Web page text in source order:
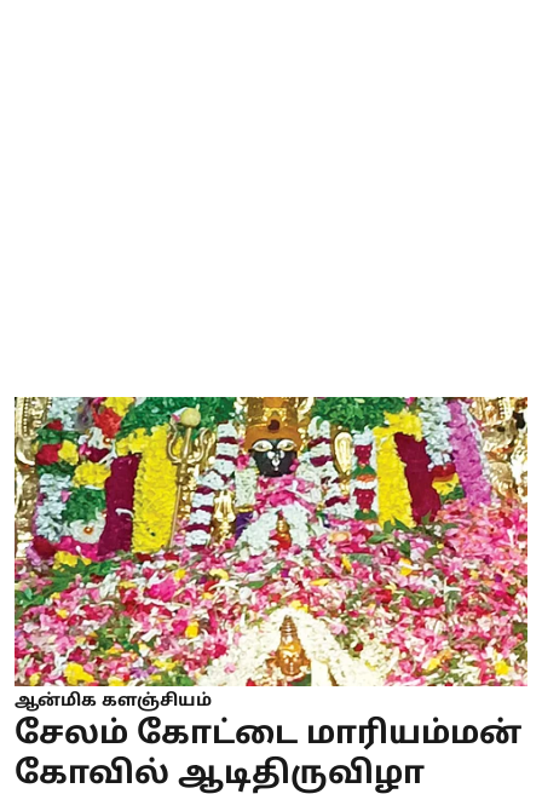
ஆன்மிக களஞ்சியம்
சேலம் கோட்டை மாரியம்மன்
கோவில் ஆடிதிருவிழா